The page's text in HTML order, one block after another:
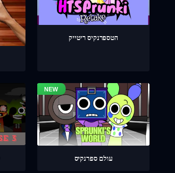
הטספרנקיס ריטייק
עולם ספרנקיס